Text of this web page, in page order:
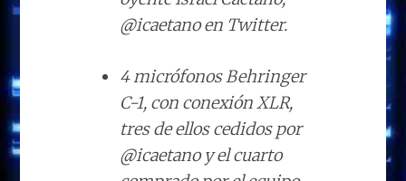
@icaetano en Twitter.
4 micrófonos Behringer
C-1, con conexión XLR,
tres de ellos cedidos por
@icaetano y el cuarto